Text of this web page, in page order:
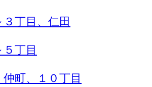
丁目、仁田
丁目
町、１０丁目